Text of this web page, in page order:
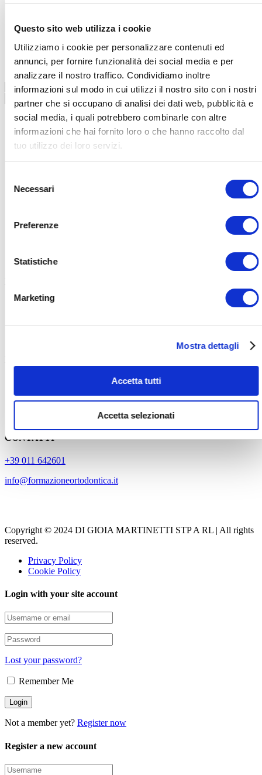
Questo sito web utilizza i cookie
Utilizziamo i cookie per personalizzare contenuti ed
annunci, per fornire funzionalità dei social media e per
analizzare il nostro traffico. Condividiamo inoltre
informazioni sul modo in cui utilizzi il nostro sito con i nostri
partner che si occupano di analisi dei dati web, pubblicità e
social media, i quali potrebbero combinarle con altre
informazioni che hai fornito loro o che hanno raccolto dal
tuo utilizzo dei loro servizi.
delNecessari
Preferenze
Statistiche
Marketing
Mostra dettagli
Accetta tutti
Accetta selezionati
Home
I nostri corsi
Corsi
1-7 di 7 risultati
LINK UTILI
ACQUISTA ORA
DICONO DI NOI
I CORSI
Video Corso Clincheck Design
Clincheck Design + Clincheck PRO 6.0
Video Corso Miniviti IZC
CONTATTI
+39 011 642601
info@formazioneortodontica.it
Copyright © 2024 DI GIOIA MARTINETTI STP A RL | All rights
reserved.
Privacy Policy
Cookie Policy
Login with your site account
Lost your password?
Remember Me
Not a member yet? Register now
Register a new account